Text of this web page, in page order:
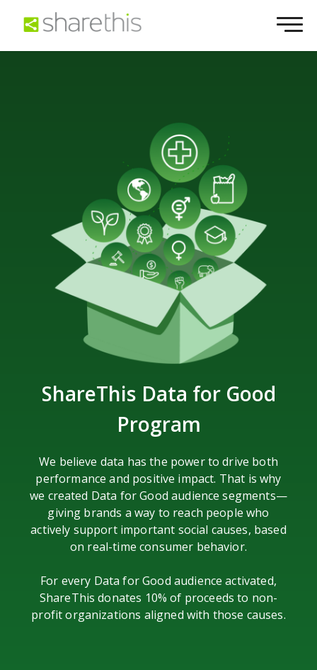
ShareThis Data for Good
Program
We believe data has the power to drive both
performance and positive impact. That is why
we created Data for Good audience segments—
giving brands a way to reach people who
actively support important social causes, based
on real-time consumer behavior.
For every Data for Good audience activated,
ShareThis donates 10% of proceeds to non-
profit organizations aligned with those causes.